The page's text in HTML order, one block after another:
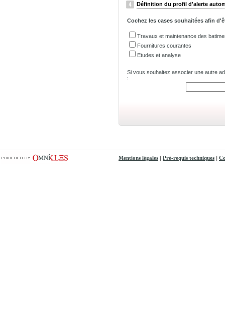
Définition du profil d'alerte
Cochez les cases souhaitées afin
Travaux et maintenance des
Fournitures courantes
Etudes et analyse
Si vous souhaitez associer une autre
:
Mentions légales Pré-requis techniques